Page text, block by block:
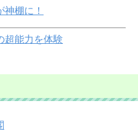
棚に！
超能力を体験